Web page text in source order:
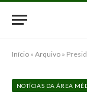
Início » Arquivo »
NOTÍCIAS DA ÁREA